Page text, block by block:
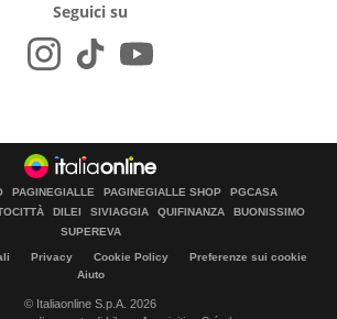
Seguici su
PAGINEGIALLE PAGINEGIALLE SHOP
PGCASA
DILEI SIVIAGGIA QUIFINANZA
BUONISSIMO
SUPEREVA
Privacy Cookie Policy
Preferenze sui cookie
Aiuto
© Italiaonline S.p.A. 2026